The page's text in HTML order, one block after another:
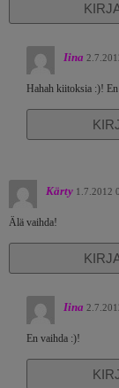
Iina
Hahah kiitoksia :)!
Kärty 1.7.2012
Älä vaihda!
Iina
En vaihda :)!